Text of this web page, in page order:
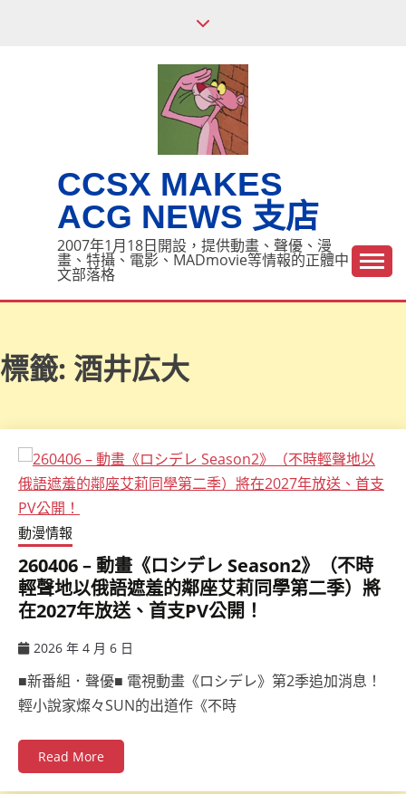
CCSX MAKES
ACG NEWS 支店
2007年1月18日開設，提供動畫、聲優、漫
畫、特攝、電影、MADmovie等情報的正體中
文部落格
標籤: 酒井広大
動漫情報
260406 – 動畫《ロシデレ Season2》（不時
輕聲地以俄語遮羞的鄰座艾莉同學第二季）將
在2027年放送、首支PV公開！
2026 年 4 月 6 日
■新番組．聲優■ 電視動畫《ロシデレ》第2季追加消息！
輕小說家燦々SUN的出道作《不時
Read More